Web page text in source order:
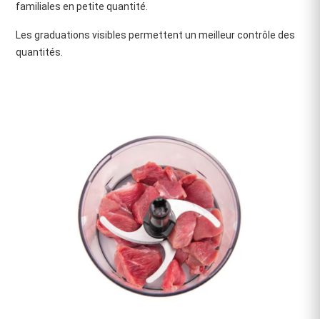
familiales en petite quantité.
Les graduations visibles permettent un meilleur contrôle des
quantités.